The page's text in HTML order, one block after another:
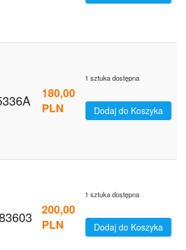
180,00
PLN
1 sztuka dostępna
Dodaj do Koszyka
200,00
PLN
1 sztuka dostępna
Dodaj do Koszyka